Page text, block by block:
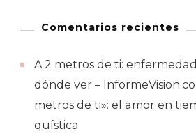
Comentarios recientes
A 2 metros de ti:
dónde ver –
metros de ti»: el amor en
quística